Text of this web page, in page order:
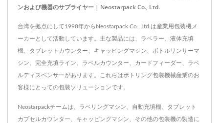
ンおよび機器のサプライヤー | Neostarpack Co., Ltd.
台湾を拠点にして1998年からNeostarpack Co., Ltd.は産業用包装機メ
ーカーとして活動しています。主な製品には、ラベラー、液体充填
機、タブレットカウンター、キャッピングマシン、ボトルリンサーマ
シン、完全充填ライン、ラベルカウンター、カードフィーダー、ラベ
ルディスペンサーがあります。これらはボトリング包装機械産業のお
客様にとっての包装ソリューションです。
Neostarpackチームは、ラベリングマシン、自動充填機、タブレット
カプセルカウンター、キャッピングマシン、その他の包装機の製造に